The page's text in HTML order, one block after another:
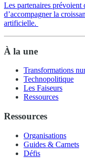
Les partenaires prévoient
d’accompagner la
artificielle.
À la une
Transformations
Technopolitique
Les Faiseurs
Ressources
Ressources
Organisations
Guides & Carnets
Défis